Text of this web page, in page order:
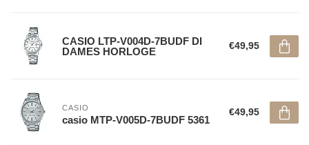
CASIO LTP-V004D-7BUDF DI
DAMES HORLOGE
€49,95
CASIO
casio MTP-V005D-7BUDF 5361
€49,95